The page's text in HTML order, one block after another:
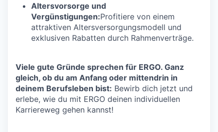
Altersvorsorge und
Vergünstigungen:Profitiere von einem
attraktiven Altersversorgungsmodell und
exklusiven Rabatten durch Rahmenverträge.
Viele gute Gründe sprechen für ERGO. Ganz
gleich, ob du am Anfang oder mittendrin in
deinem Berufsleben bist: Bewirb dich jetzt und
erlebe, wie du mit ERGO deinen individuellen
Karriereweg gehen kannst!